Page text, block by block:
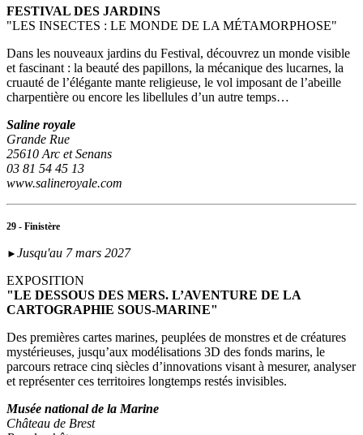
FESTIVAL DES JARDINS
"LES INSECTES : LE MONDE DE LA MÉTAMORPHOSE"
Dans les nouveaux jardins du Festival, découvrez un monde visible
et fascinant : la beauté des papillons, la mécanique des lucarnes, la
cruauté de l’élégante mante religieuse, le vol imposant de l’abeille
charpentière ou encore les libellules d’un autre temps…
Saline royale
Grande Rue
25610 Arc et Senans
03 81 54 45 13
www.salineroyale.com
29 - Finistère
► Jusqu'au 7 mars 2027
EXPOSITION
"LE DESSOUS DES MERS. L’AVENTURE DE LA
CARTOGRAPHIE SOUS-MARINE"
Des premières cartes marines, peuplées de monstres et de créatures
mystérieuses, jusqu’aux modélisations 3D des fonds marins, le
parcours retrace cinq siècles d’innovations visant à mesurer, analyser
et représenter ces territoires longtemps restés invisibles.
Musée national de la Marine
Château de Brest